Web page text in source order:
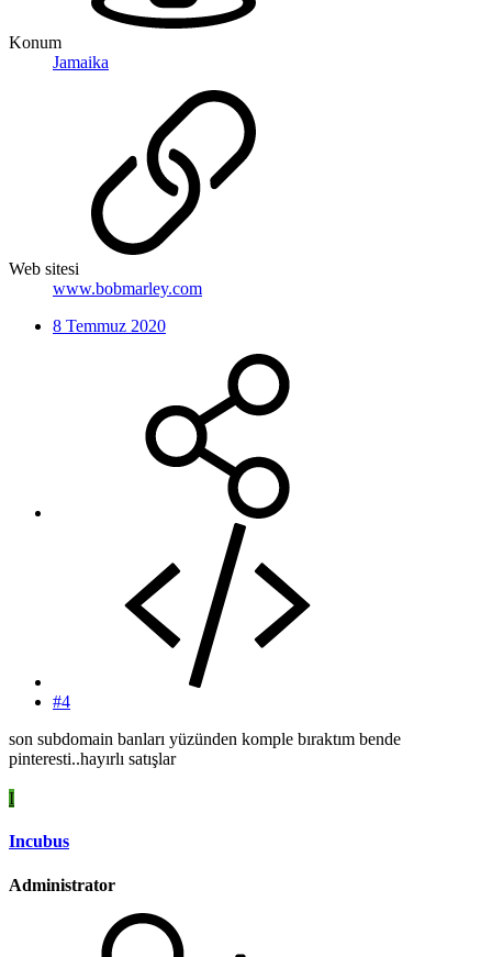
Konum
Jamaika
Web sitesi
www.bobmarley.com
8 Temmuz 2020
#4
son subdomain banları yüzünden komple bıraktım bende
pinteresti..hayırlı satışlar
I
Incubus
Administrator